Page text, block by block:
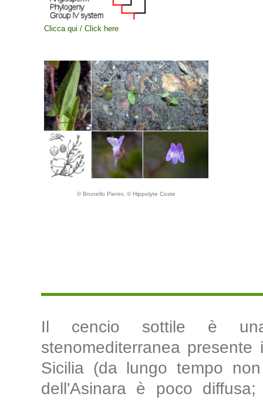
Clicca qui / Click here
© Brunello Pierini, © Hippolyte Coste
Il cencio sottile è
stenomediterranea
Sicilia (da lungo tempo
dell'Asinara è poco